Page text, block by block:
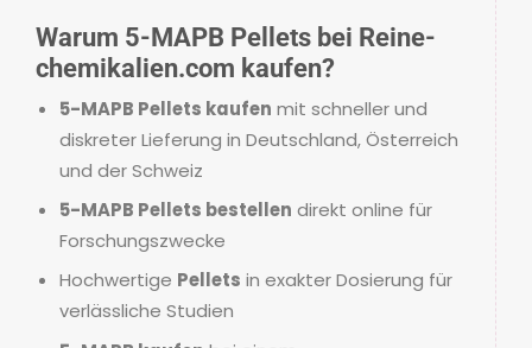
Warum 5-MAPB Pellets bei Reine-
chemikalien.com kaufen?
5-MAPB Pellets kaufen mit schneller und
diskreter Lieferung in Deutschland, Österreich
und der Schweiz
5-MAPB Pellets bestellen direkt online für
Forschungszwecke
Hochwertige Pellets in exakter Dosierung für
verlässliche Studien